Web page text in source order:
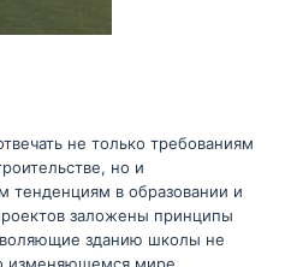
не только требованиям
но и
тенденциям в образовании и
заложены принципы
зданию школы не